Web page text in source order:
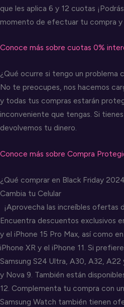
que les aplica 6 y 12 cuotas
momento de efectuar tu compra y
Conoce más sobre cuotas 0%
¿Qué ocurre si tengo un problema
No te preocupes, nos hacemos
y todas tus compras estarán
inconveniente que tengas. Si
devolvemos tu dinero.
Conoce más sobre Compra
¿Qué comprar en Black Friday
Cambia tu Celular
¡Aprovecha las increíbles ofertas
Encuentra descuentos exclusivos
y el iPhone 15 Pro Max, así como
iPhone XR y el iPhone 11. Si
Samsung S24 Ultra, A30, A32, A22
y Nova 9. También están
12. Complementa tu compra con
Samsung Watch también tienen